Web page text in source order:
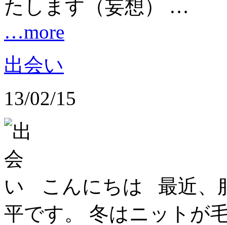
たします（妄想） …
…more
出会い
13/02/15
こんにちは 最近、
平です。 冬はニットが